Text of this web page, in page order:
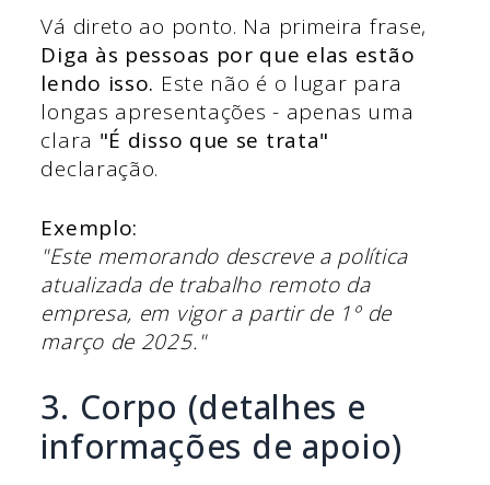
Vá direto ao ponto. Na primeira frase,
Diga às pessoas por que elas estão
lendo isso. Este não é o lugar para
longas apresentações - apenas uma
clara "É disso que se trata"
declaração.
Exemplo:
"Este memorando descreve a política
atualizada de trabalho remoto da
empresa, em vigor a partir de 1º de
março de 2025."
3. Corpo (detalhes e
informações de apoio)